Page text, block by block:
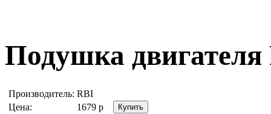
Подушка двигателя
Производитель: RBI
Цена:
1679 р